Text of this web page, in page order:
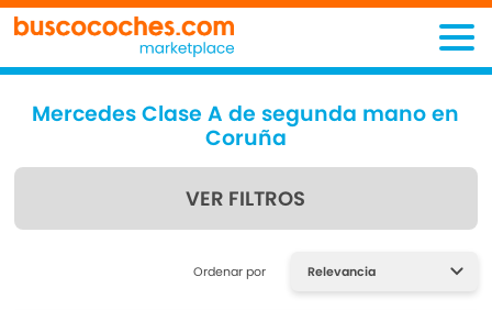
Mercedes Clase A de segunda mano en
Coruña
VER FILTROS
Encuentra lo que estás
Ordenar por